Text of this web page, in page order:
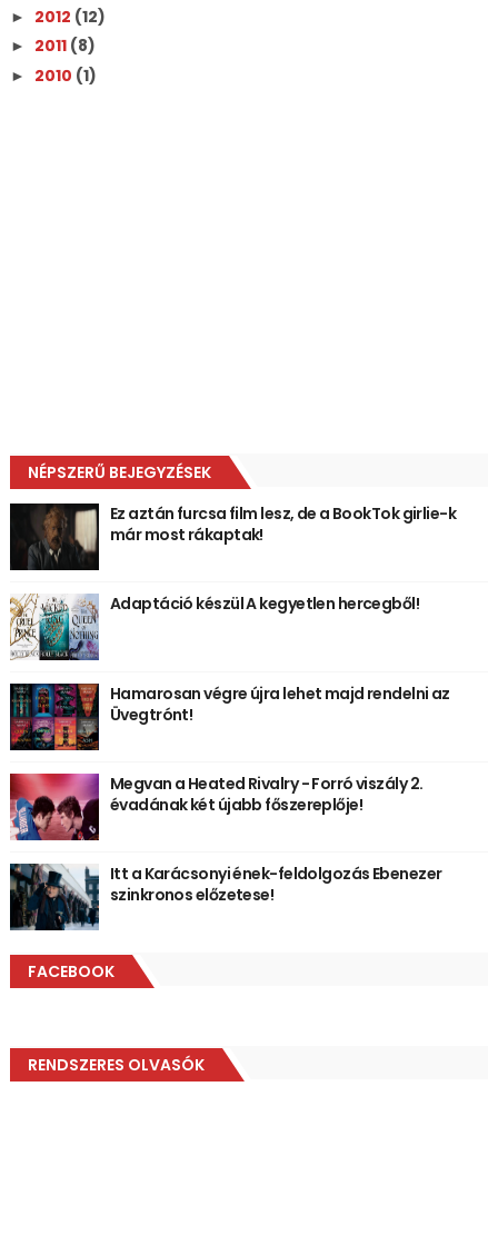
► 2012 (12)
► 2011 (8)
► 2010 (1)
NÉPSZERŰ BEJEGYZÉSEK
Ez aztán furcsa film lesz, de a BookTok girlie-k
már most rákaptak!
Adaptáció készül A kegyetlen hercegből!
Hamarosan végre újra lehet majd rendelni az
Üvegtrónt!
Megvan a Heated Rivalry - Forró viszály 2.
évadának két újabb főszereplője!
Itt a Karácsonyi ének-feldolgozás Ebenezer
szinkronos előzetese!
FACEBOOK
RENDSZERES OLVASÓK